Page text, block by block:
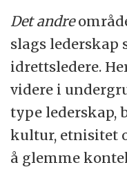
Det andre
slags lederskap
idrettsledere.
videre i
type lederskap,
kultur, etnisitet
å glemme